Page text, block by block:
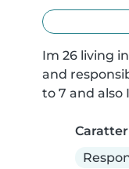
Im 26 living
and
to 7 and also